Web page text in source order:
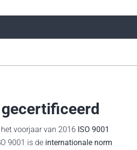
gecertificeerd
voorjaar van 2016 ISO 9001
9001 is de internationale norm